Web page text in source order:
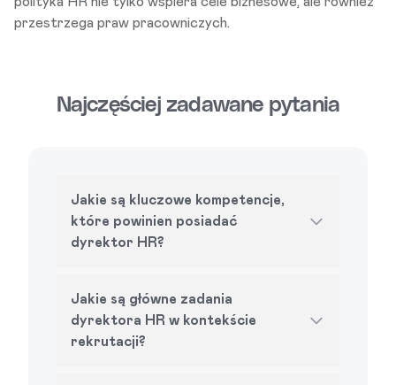
przestrzega praw pracowniczych.
Najczęściej zadawane pytania
Jakie są kluczowe kompetencje,
które powinien posiadać
dyrektor HR?
Jakie są główne zadania
dyrektora HR w kontekście
rekrutacji?